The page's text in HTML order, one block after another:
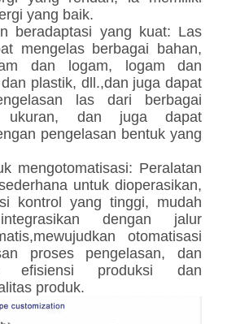
yang baik.
beradaptasi yang kuat: Las
mengelas berbagai bahan,
dan logam, logam dan
plastik, dll.,dan juga dapat
las dari berbagai
ukuran, dan juga dapat
pengelasan bentuk yang
mengotomatisasi: Peralatan
untuk dioperasikan,
kontrol yang tinggi, mudah
dengan jalur
otomatisasi
proses pengelasan, dan
efisiensi produksi dan
produk.